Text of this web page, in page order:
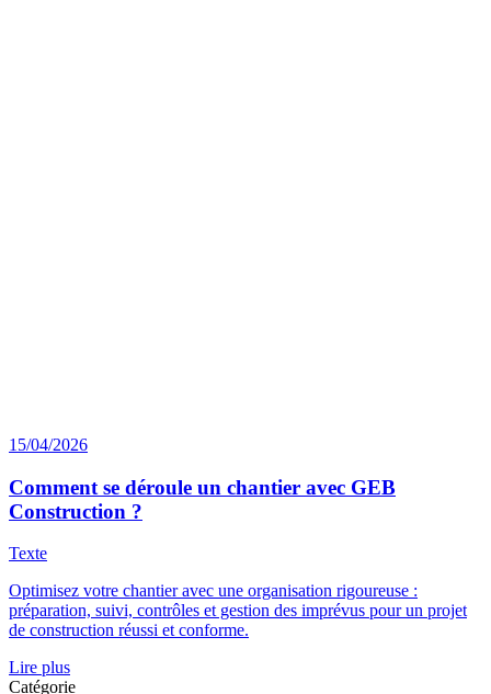
15/04/2026
Comment se déroule un chantier avec GEB
Construction ?
Texte
Optimisez votre chantier avec une organisation rigoureuse :
préparation, suivi, contrôles et gestion des imprévus pour un projet
de construction réussi et conforme.
Lire plus
Catégorie